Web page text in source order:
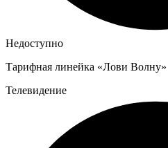
Недоступно
Тарифная линейка «Лови Волну»
Телевидение